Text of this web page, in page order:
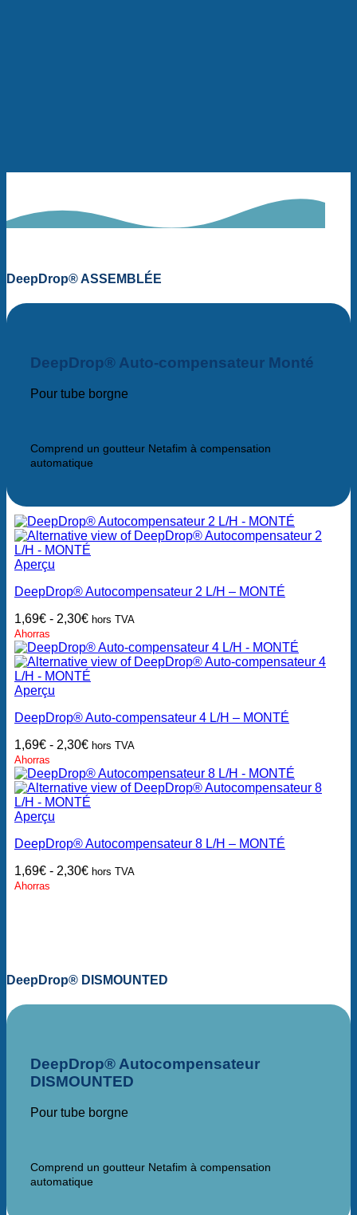
DeepDrop® ASSEMBLÉE
DeepDrop® Auto-compensateur Monté
Pour tube borgne
Comprend un goutteur Netafim à compensation
automatique
Aperçu
DeepDrop® Autocompensateur 2 L/H – MONTÉ
1,69€ - 2,30€ hors TVA
Ahorras
Aperçu
DeepDrop® Auto-compensateur 4 L/H – MONTÉ
1,69€ - 2,30€ hors TVA
Ahorras
Aperçu
DeepDrop® Autocompensateur 8 L/H – MONTÉ
1,69€ - 2,30€ hors TVA
Ahorras
DeepDrop® DISMOUNTED
DeepDrop® Autocompensateur
DISMOUNTED
Pour tube borgne
Comprend un goutteur Netafim à compensation
automatique